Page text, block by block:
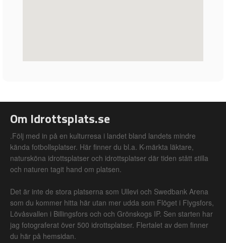
Om Idrottsplats.se
.Följ med in på en kulturresa i landet bland landets mindre
kända fotbollsplatser. Här finner du bl.a. K-märkta läktare,
natursköna idrottsplatser och idrottsplatser där tiden stått stilla
och naturen tagit hand om platsen.
Det är inte de stora platserna som Ullevi och Swedbank Arena
som du kommer hitta här utan mer udda som Flöget i Flygsfors,
Lövåsvallen i Billingsfors och och Grönskogs IP. Sen starten har
jag fotograferat över 500 idrottsplatser. Flertalet av dem finner
du här på hemsidan.